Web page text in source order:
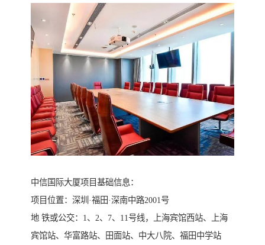
中信国际大厦项目基础信息：
项目位置：深圳·福田·深南中路2001号
地 铁或公交：1、2、7、11号线，上海宾馆西站、上海
宾馆站、华富路站、田面站、中大八院、福田中学站